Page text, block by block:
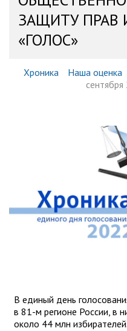
ЗАЩИТУ ПРАВ
«ГОЛОС»
Хроника Наша оценка
В единый день
в 81-м регионе России, в
около 44 млн избирателей.